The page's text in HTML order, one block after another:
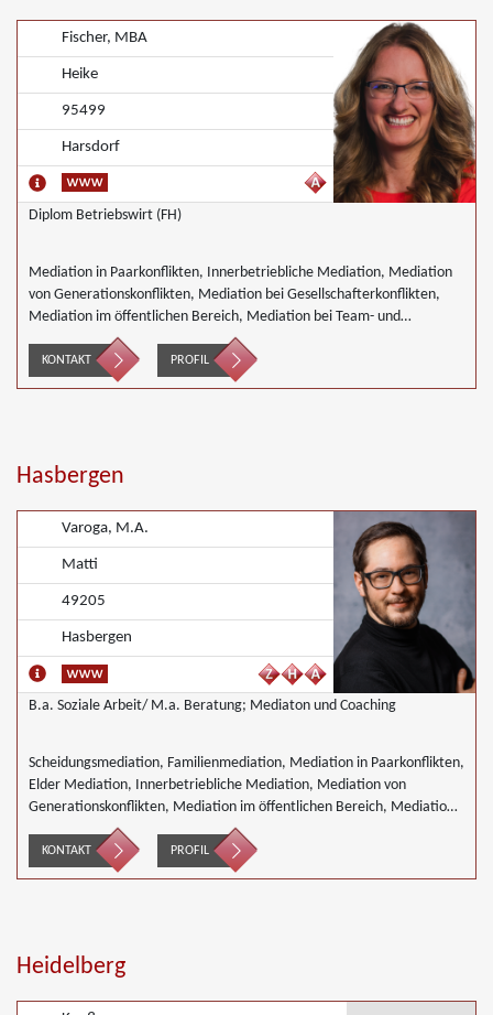
Fischer, MBA
Heike
95499
Harsdorf
Diplom Betriebswirt (FH)
Mediation in Paarkonflikten, Innerbetriebliche Mediation, Mediation
von Generationskonflikten, Mediation bei Gesellschafterkonflikten,
Mediation im öffentlichen Bereich, Mediation bei Team- und
Gruppenkonflikten, Mediation von Unternehmensnachfolgen,
Wirtschaftsmediation
KONTAKT PROFIL
Hasbergen
Varoga, M.A.
Matti
49205
Hasbergen
B.a. Soziale Arbeit/ M.a. Beratung; Mediaton und Coaching
Scheidungsmediation, Familienmediation, Mediation in Paarkonflikten,
Elder Mediation, Innerbetriebliche Mediation, Mediation von
Generationskonflikten, Mediation im öffentlichen Bereich, Mediation
bei Team- und Gruppenkonflikten, Mediation von
Unternehmensnachfolgen, Nachbarschaftsmediation
KONTAKT PROFIL
Heidelberg